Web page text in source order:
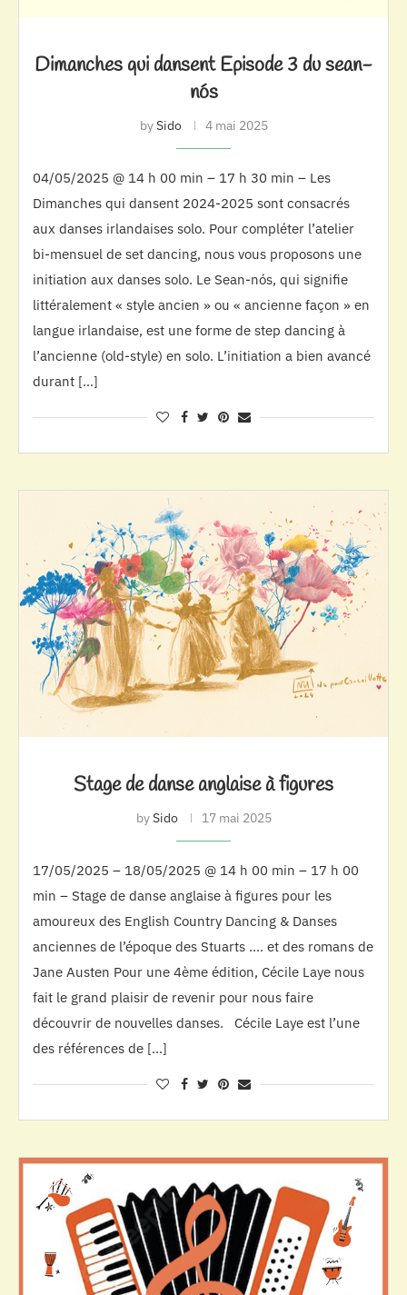
Dimanches qui dansent Episode 3 du sean-
nós
bySido 4 mai 2025
04/05/2025 @ 14 h 00 min – 17 h 30 min – Les
Dimanches qui dansent 2024-2025 sont consacrés
aux danses irlandaises solo. Pour compléter l’atelier
bi-mensuel de set dancing, nous vous proposons une
initiation aux danses solo. Le Sean-nós, qui signifie
littéralement « style ancien » ou « ancienne façon » en
langue irlandaise, est une forme de step dancing à
l’ancienne (old-style) en solo. L’initiation a bien avancé
durant […]
Stage de danse anglaise à figures
bySido 17 mai 2025
17/05/2025 – 18/05/2025 @ 14 h 00 min – 17 h 00
min – Stage de danse anglaise à figures pour les
amoureux des English Country Dancing & Danses
anciennes de l’époque des Stuarts …. et des romans de
Jane Austen Pour une 4ème édition, Cécile Laye nous
fait le grand plaisir de revenir pour nous faire
découvrir de nouvelles danses. Cécile Laye est l’une
des références de […]